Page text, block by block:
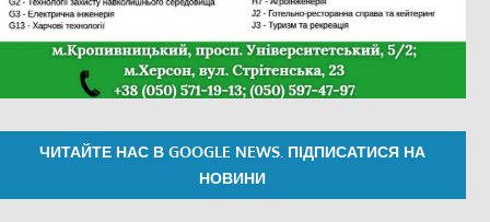
ЧИТАЙТЕ НАС В GOOGLE NEWS. ПІДПИСАТИСЯ НА
НОВИНИ